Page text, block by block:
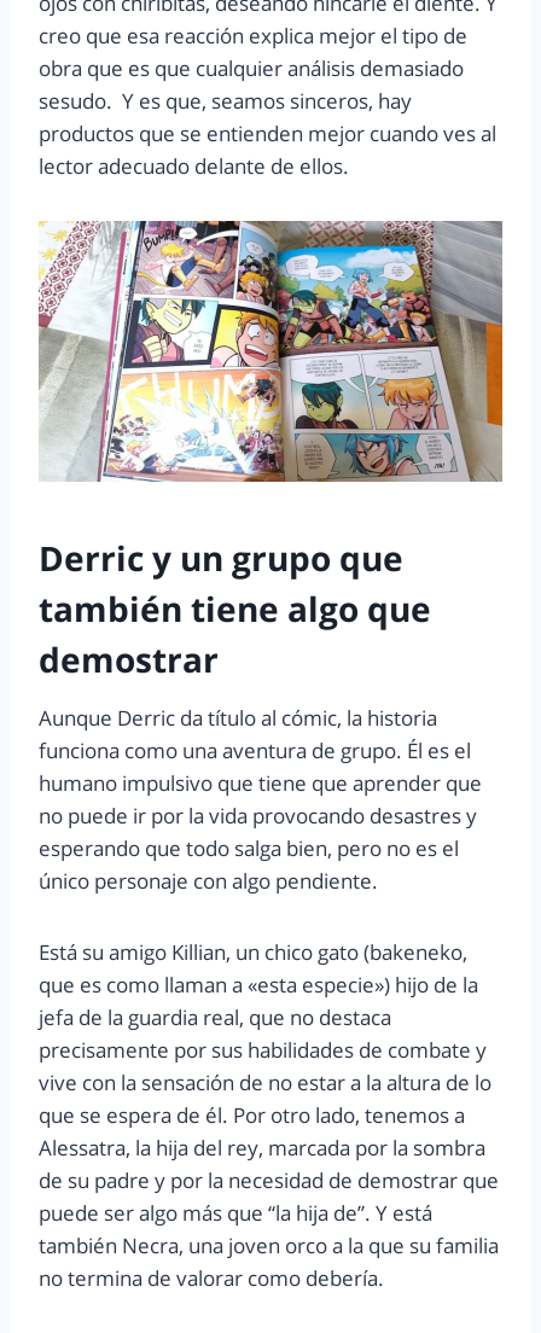
creo que esa reacción explica mejor el tipo de
obra que es que cualquier análisis demasiado
sesudo. Y es que, seamos sinceros, hay
productos que se entienden mejor cuando ves al
lector adecuado delante de ellos.
Derric y un grupo que
también tiene algo que
demostrar
Aunque Derric da título al cómic, la historia
funciona como una aventura de grupo. Él es el
humano impulsivo que tiene que aprender que
no puede ir por la vida provocando desastres y
esperando que todo salga bien, pero no es el
único personaje con algo pendiente.
Está su amigo Killian, un chico gato (bakeneko,
que es como llaman a «esta especie») hijo de la
jefa de la guardia real, que no destaca
precisamente por sus habilidades de combate y
vive con la sensación de no estar a la altura de lo
que se espera de él. Por otro lado, tenemos a
Alessatra, la hija del rey, marcada por la sombra
de su padre y por la necesidad de demostrar que
puede ser algo más que “la hija de”. Y está
también Necra, una joven orco a la que su familia
no termina de valorar como debería.